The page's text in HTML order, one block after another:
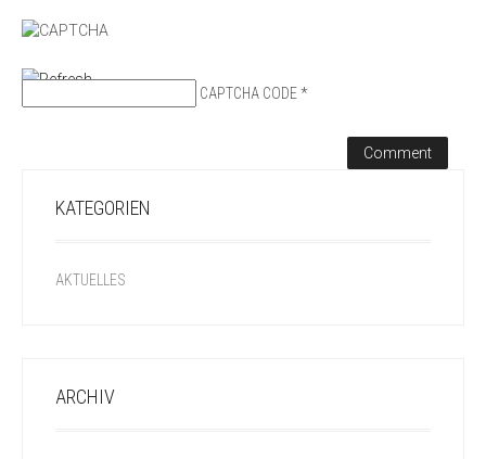
CAPTCHA CODE*
KATEGORIEN
AKTUELLES
ARCHIV